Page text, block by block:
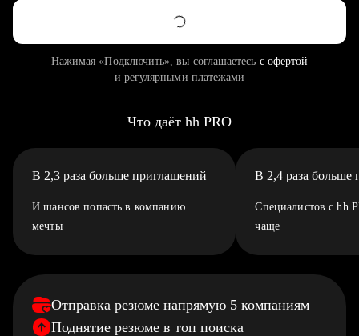
Нажимая «Подключить», вы соглашаетесь с офертой
и регулярными платежами
Что даёт hh PRO
В 2,3 раза больше приглашений
И шансов попасть в компанию
мечты
В 2,4 раза больше
Специалистов с hh
чаще
Отправка резюме напрямую 5 компаниям
Поднятие резюме в топ поиска